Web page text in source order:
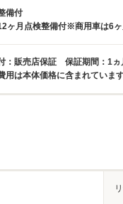
備付
ヶ月点検整備付※商用車は6
：販売店保証 保証期間：1
用は本体価格に含まれていま